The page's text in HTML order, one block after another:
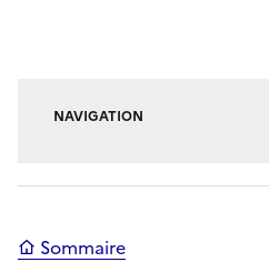
NAVIGATION
Sommaire